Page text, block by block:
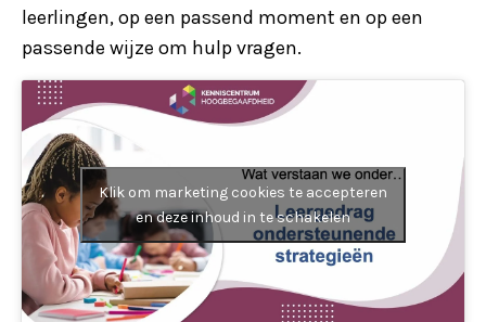
leerlingen, op een passend moment en op een
passende wijze om hulp vragen.
Klik om marketing cookies te accepteren
en deze inhoud in te schakelen